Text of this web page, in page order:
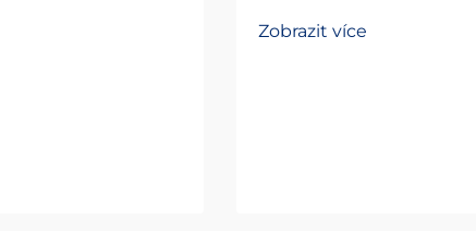
minimalizovaly
Zobrazit více